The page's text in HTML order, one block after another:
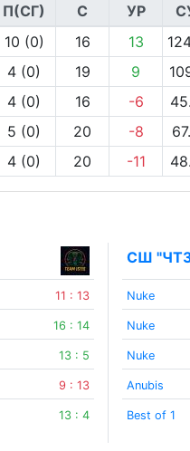
П(СГ) С УР
10 (0) 16 13
4 (0) 19 9
4 (0) 16 -6
5 (0) 20 -8
4 (0) 20 -11
11 : 13
16 : 14
13 : 5
9 : 13
13 : 4
СШ
Nuke
Nuke
Nuke
Anubis
Best of 1